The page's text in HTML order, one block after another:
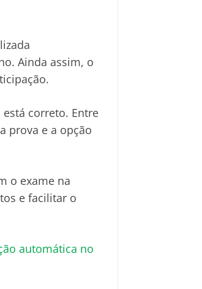
Ainda assim, o
correto. Entre
prova e a opção
o exame na
e facilitar o
automática no